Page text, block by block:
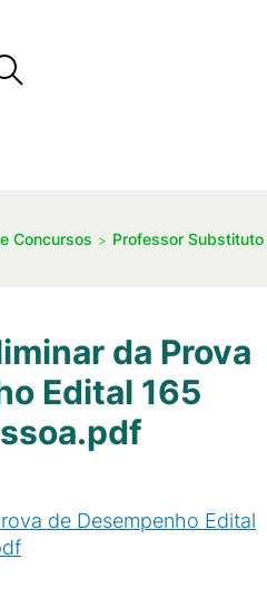
Concursos Professor Substituto
da Prova
Edital 165
de Desempenho Edital